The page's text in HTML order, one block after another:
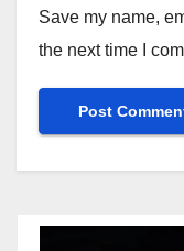
Save my name,
the next time I